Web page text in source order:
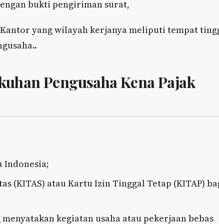
bukti pengiriman surat,
Kantor yang wilayah kerjanya meliputi tempat
Pengusaha Kena Pajak
Indonesia;
(KITAS) atau Kartu Izin Tinggal Tetap (KITAP)
kegiatan usaha atau pekerjaan bebas